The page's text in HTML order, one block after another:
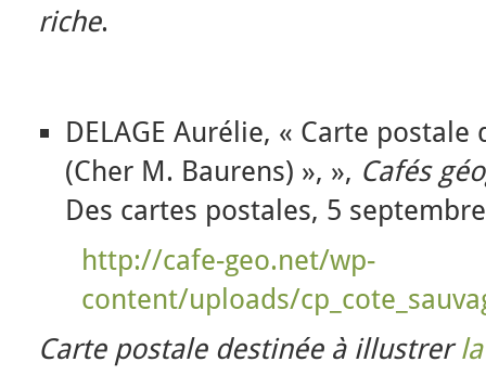
riche.
DELAGE Aurélie, « Carte postale
(Cher M. Baurens) », », Cafés
Des cartes postales, 5
http://cafe-geo.net/wp-
content/uploads/
Carte postale destinée à illustrer